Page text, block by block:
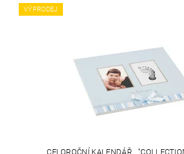
VÝPRODEJ
CELOROČNÍ KALENDÁŘ .